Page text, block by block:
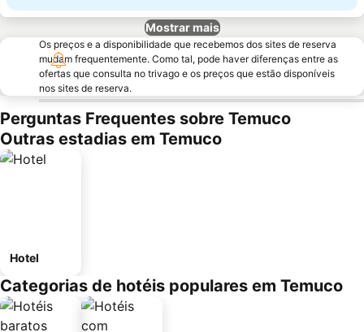
Mostrar mais
Os preços e a disponibilidade que recebemos dos sites de reserva
mudam frequentemente. Como tal, pode haver diferenças entre as
ofertas que consulta no trivago e os preços que estão disponíveis
nos sites de reserva.
Perguntas Frequentes sobre Temuco
Outras estadias em Temuco
Hotel
Categorias de hotéis populares em Temuco